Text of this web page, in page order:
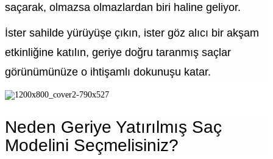
saçarak, olmazsa olmazlardan biri haline geliyor.
İster sahilde yürüyüşe çıkın, ister göz alıcı bir akşam
etkinliğine katılın, geriye doğru taranmış saçlar
görünümünüze o ihtişamlı dokunuşu katar.
Neden Geriye Yatırılmış Saç
Modelini Seçmelisiniz?